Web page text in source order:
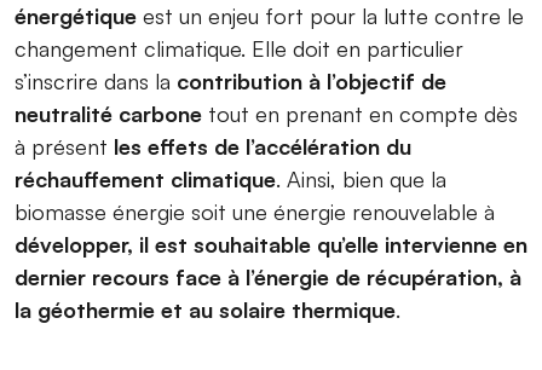
énergétique est un enjeu fort pour la lutte contre le
changement climatique. Elle doit en particulier
s’inscrire dans la contribution à l’objectif de
neutralité carbone tout en prenant en compte dès
à présent les effets de l’accélération du
réchauffement climatique. Ainsi, bien que la
biomasse énergie soit une énergie renouvelable à
développer, il est souhaitable qu’elle intervienne en
dernier recours face à l’énergie de récupération, à
la géothermie et au solaire thermique.